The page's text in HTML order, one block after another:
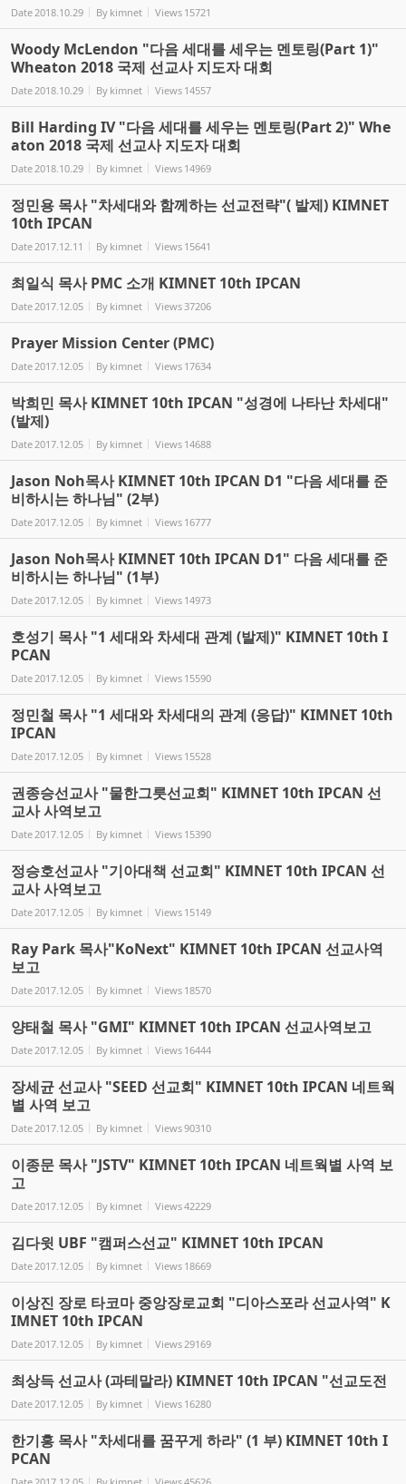
Date2018.10.29 By kimnet Views 15721
Woody McLendon "다음 세대를 세우는 멘토링(Part 1)"
Wheaton 2018 국제 선교사 지도자 대회
Date2018.10.29 By kimnet Views 14557
Bill Harding IV "다음 세대를 세우는 멘토링(Part 2)" Whe
aton 2018 국제 선교사 지도자 대회
Date2018.10.29 By kimnet Views 14969
정민용 목사 "차세대와 함께하는 선교전략"( 발제) KIMNET
10th IPCAN
Date2017.12.11 By kimnet Views 15641
최일식 목사 PMC 소개 KIMNET 10th IPCAN
Date2017.12.05 By kimnet Views37206
Prayer Mission Center (PMC)
Date2017.12.05 By kimnet Views 17634
박희민 목사 KIMNET 10th IPCAN "성경에 나타난 차세대"
(발제)
Date2017.12.05 By kimnet Views 14688
Jason Noh목사 KIMNET 10th IPCAN D1 "다음 세대를 준
비하시는 하나님" (2부)
Date2017.12.05 By kimnet Views 16777
Jason Noh목사 KIMNET 10th IPCAN D1" 다음 세대를 준
비하시는 하나님" (1부)
Date2017.12.05 By kimnet Views 14973
호성기 목사 "1 세대와 차세대 관계 (발제)" KIMNET 10th I
PCAN
Date2017.12.05 By kimnet Views 15590
정민철 목사 "1 세대와 차세대의 관계 (응답)" KIMNET 10th
IPCAN
Date2017.12.05 By kimnet Views 15528
권종승선교사 "물한그릇선교회" KIMNET 10th IPCAN 선
교사 사역보고
Date2017.12.05 By kimnet Views 15390
정승호선교사 "기아대책 선교회" KIMNET 10th IPCAN 선
교사 사역보고
Date2017.12.05 By kimnet Views 15149
Ray Park 목사"KoNext" KIMNET 10th IPCAN 선교사역
보고
Date2017.12.05 By kimnet Views 18570
양태철 목사 "GMI" KIMNET 10th IPCAN 선교사역보고
Date2017.12.05 By kimnet Views 16444
장세균 선교사 "SEED 선교회" KIMNET 10th IPCAN 네트웍
별 사역 보고
Date2017.12.05 By kimnet Views90310
이종문 목사 "JSTV" KIMNET 10th IPCAN 네트웍별 사역 보
고
Date2017.12.05 By kimnet Views42229
김다윗 UBF "캠퍼스선교" KIMNET 10th IPCAN
Date2017.12.05 By kimnet Views 18669
이상진 장로 타코마 중앙장로교회 "디아스포라 선교사역" K
IMNET 10th IPCAN
Date2017.12.05 By kimnet Views29169
최상득 선교사 (과테말라) KIMNET 10th IPCAN "선교도전
Date2017.12.05 By kimnet Views 16280
한기홍 목사 "차세대를 꿈꾸게 하라" (1 부) KIMNET 10th I
PCAN